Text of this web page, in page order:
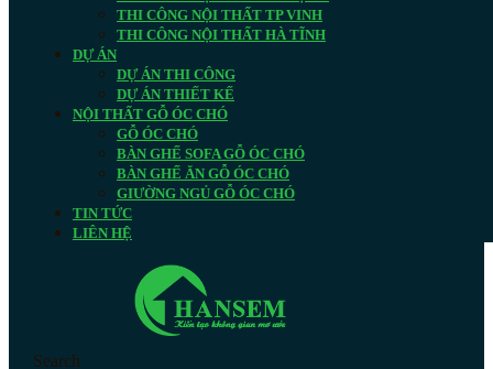
THI CÔNG NỘI THẤT TP VINH
THI CÔNG NỘI THẤT HÀ TĨNH
DỰ ÁN
DỰ ÁN THI CÔNG
DỰ ÁN THIẾT KẾ
NỘI THẤT GỖ ÓC CHÓ
GỖ ÓC CHÓ
BÀN GHẾ SOFA GỖ ÓC CHÓ
BÀN GHẾ ĂN GỖ ÓC CHÓ
GIƯỜNG NGỦ GỖ ÓC CHÓ
TIN TỨC
LIÊN HỆ
Search